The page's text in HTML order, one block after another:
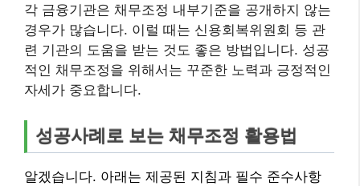
각 금융기관은 채무조정 내부기준을 공개하지 않는
경우가 많습니다. 이럴 때는 신용회복위원회 등 관
련 기관의 도움을 받는 것도 좋은 방법입니다. 성공
적인 채무조정을 위해서는 꾸준한 노력과 긍정적인
자세가 중요합니다.
성공사례로 보는 채무조정 활용법
알겠습니다. 아래는 제공된 지침과 필수 준수사항